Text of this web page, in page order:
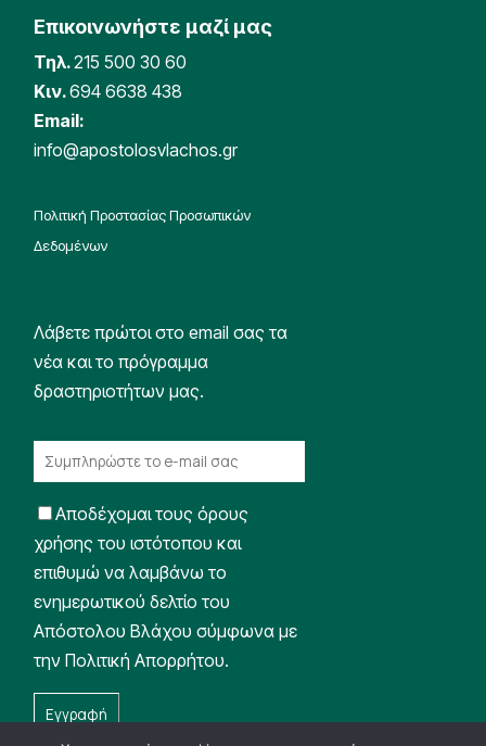
Επικοινωνήστε μαζί μας
Τηλ.215 500 30 60
Κιν.694 6638 438
Email:
info@apostolosvlachos.gr
Πολιτική Προστασίας Προσωπικών
Δεδομένων
Λάβετε πρώτοι στο email σας τα
νέα και το πρόγραμμα
δραστηριοτήτων μας.
Αποδέχομαι τους όρους
χρήσης του ιστότοπου και
επιθυμώ να λαμβάνω το
ενημερωτικού δελτίο του
Απόστολου Βλάχου σύμφωνα με
την Πολιτική Απορρήτου.